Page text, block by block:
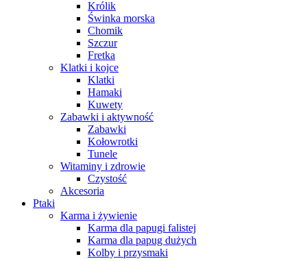
Królik
Świnka morska
Chomik
Szczur
Fretka
Klatki i kojce
Klatki
Hamaki
Kuwety
Zabawki i aktywność
Zabawki
Kołowrotki
Tunele
Witaminy i zdrowie
Czystość
Akcesoria
Ptaki
Karma i żywienie
Karma dla papugi falistej
Karma dla papug dużych
Kolby i przysmaki